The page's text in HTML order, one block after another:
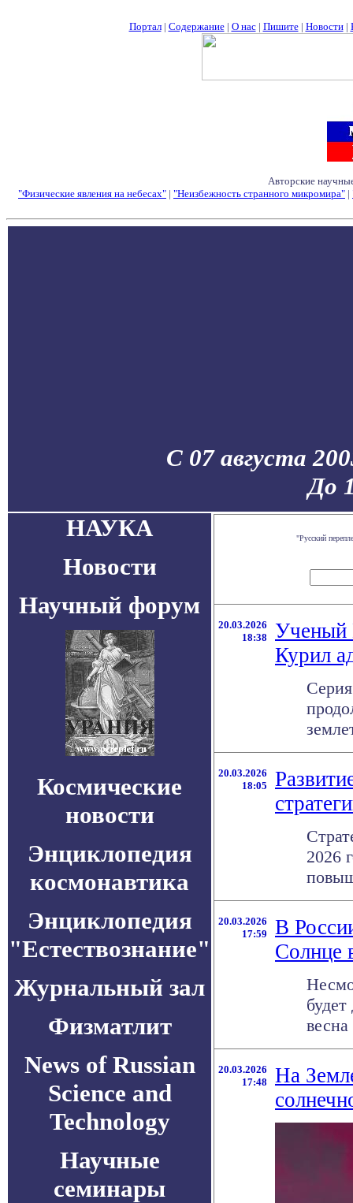
Портал| Содержание| О нас| Пишите| Новости|
Авторские
"Физические явления на небесах" | "Неизбежность странного микромира" |
С 07 августа
До
НАУКА
Новости
Научный форум
Космические
новости
Энциклопедия
космонавтика
Энциклопедия
"Естествознание"
Журнальный зал
Физматлит
News of Russian
Science and
Technology
Научные
семинары
"Русский
20.03.2026
18:38
Ученый
Курил
20.03.2026
18:05
2026
20.03.2026
17:59
В
Солнце
20.03.2026
17:48
На